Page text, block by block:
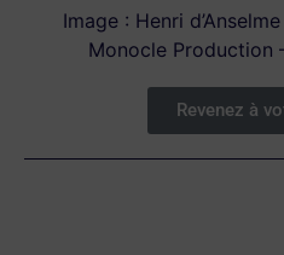
Image : Henri
Monocle Production
Revenez à